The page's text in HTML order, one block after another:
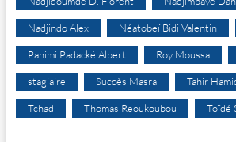
Nadjindo Alex Néatobeï Bidi Valentin
Pahimi Padacké Albert Roy Moussa
stagiaire Succès Masra Tahir
Tchad Thomas Reoukoubou Toïdé